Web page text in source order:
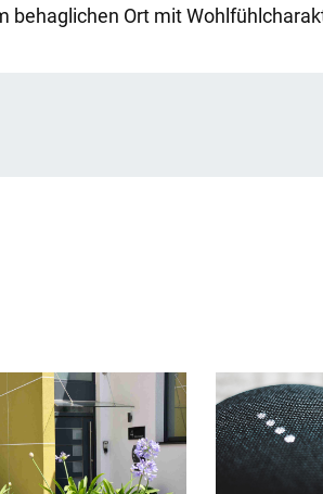
behaglichen Ort mit